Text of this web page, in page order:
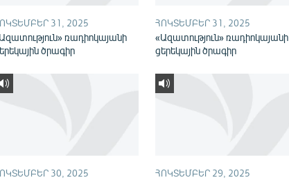
31, 2025
ռադիոկայանի
ծրագիր
ՀՈԿՏԵՄԲԵՐ 31, 2025
«Ազատություն» ռադիոկայանի
ցերեկային ծրագիր
30, 2025 ՀՈԿՏԵՄԲԵՐ 29, 2025